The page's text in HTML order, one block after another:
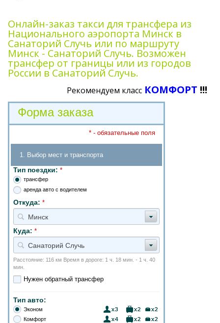
Онлайн-заказ такси для трансфера из
Национального аэропорта Минск в
Санаторий Случь или по маршруту
Минск - Санаторий Случь. Возможен
трансфер от границы или из городов
России в Санаторий Случь.
Рекомендуем класс КОМФОРТ !!!
Форма заказа
* - обязательные поля
1. Выбор мест и транспорта
Тип поездки: *
трансфер
аренда авто с водителем
Откуда: *
Минск
Куда: *
Санаторий Случь
Расстояние: 116 км Время в дороге: 1 ч. 18 мин. - 1 ч. 40
мин.
Нужен обратный трансфер
Тип авто:
Эконом
Комфорт